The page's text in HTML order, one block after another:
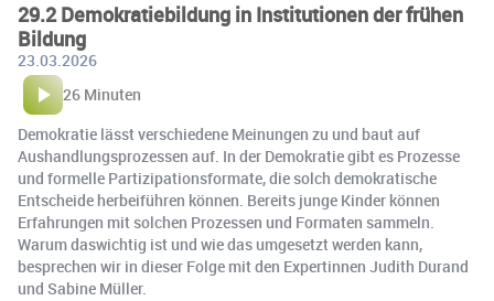
29.2 Demokratiebildung in Institutionen der frühen
Bildung
23.03.2026
26 Minuten
Demokratie lässt verschiedene Meinungen zu und baut auf
Aushandlungsprozessen auf. In der Demokratie gibt es Prozesse
und formelle Partizipationsformate, die solch demokratische
Entscheide herbeiführen können. Bereits junge Kinder können
Erfahrungen mit solchen Prozessen und Formaten sammeln.
Warum daswichtig ist und wie das umgesetzt werden kann,
besprechen wir in dieser Folge mit den Expertinnen Judith Durand
und Sabine Müller.